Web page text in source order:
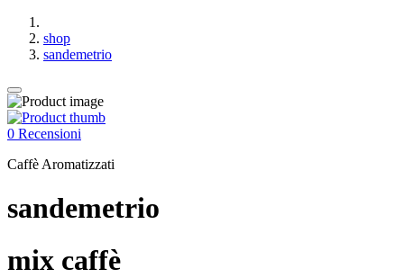
shop
sandemetrio
0 Recensioni
Caffè Aromatizzati
sandemetrio
mix caffè